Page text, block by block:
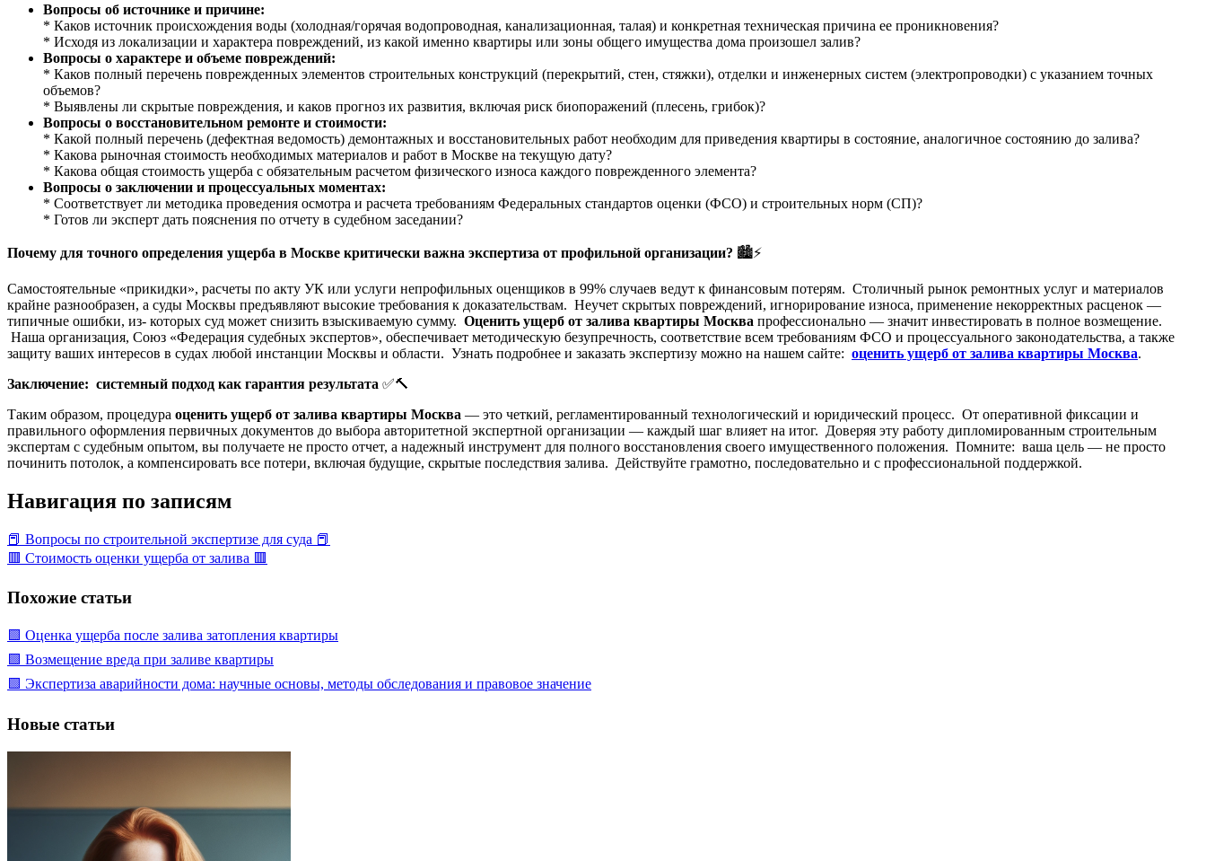
Вопросы об источнике и причине:
* Каков источник происхождения воды (холодная/горячая водопроводная, канализационная, талая) и конкретная техническая причина ее проникновения?
* Исходя из локализации и характера повреждений, из какой именно квартиры или зоны общего имущества дома произошел залив?
Вопросы о характере и объеме повреждений:
* Каков полный перечень поврежденных элементов строительных конструкций (перекрытий, стен, стяжки), отделки и инженерных систем (электропроводки) с указанием точных
объемов?
* Выявлены ли скрытые повреждения, и каков прогноз их развития, включая риск биопоражений (плесень, грибок)?
Вопросы о восстановительном ремонте и стоимости:
* Какой полный перечень (дефектная ведомость) демонтажных и восстановительных работ необходим для приведения квартиры в состояние, аналогичное состоянию до залива?
* Какова рыночная стоимость необходимых материалов и работ в Москве на текущую дату?
* Какова общая стоимость ущерба с обязательным расчетом физического износа каждого поврежденного элемента?
Вопросы о заключении и процессуальных моментах:
* Соответствует ли методика проведения осмотра и расчета требованиям Федеральных стандартов оценки (ФСО) и строительных норм (СП)?
* Готов ли эксперт дать пояснения по отчету в судебном заседании?
Почему для точного определения ущерба в Москве критически важна экспертиза от профильной организации? 🏙️⚡
Самостоятельные «прикидки», расчеты по акту УК или услуги непрофильных оценщиков в 99% случаев ведут к финансовым потерям. Столичный рынок ремонтных услуг и материалов
крайне разнообразен, а суды Москвы предъявляют высокие требования к доказательствам. Неучет скрытых повреждений, игнорирование износа, применение некорректных расценок —
типичные ошибки, из- которых суд может снизить взыскиваемую сумму. Оценить ущерб от залива квартиры Москва профессионально — значит инвестировать в полное возмещение.
Наша организация, Союз «Федерация судебных экспертов», обеспечивает методическую безупречность, соответствие всем требованиям ФСО и процессуального законодательства, а также
защиту ваших интересов в судах любой инстанции Москвы и области. Узнать подробнее и заказать экспертизу можно на нашем сайте: оценить ущерб от залива квартиры Москва.
Заключение: системный подход как гарантия результата ✅🔨
Таким образом, процедура оценить ущерб от залива квартиры Москва — это четкий, регламентированный технологический и юридический процесс. От оперативной фиксации и
правильного оформления первичных документов до выбора авторитетной экспертной организации — каждый шаг влияет на итог. Доверяя эту работу дипломированным строительным
экспертам с судебным опытом, вы получаете не просто отчет, а надежный инструмент для полного восстановления своего имущественного положения. Помните: ваша цель — не просто
починить потолок, а компенсировать все потери, включая будущие, скрытые последствия залива. Действуйте грамотно, последовательно и с профессиональной поддержкой.
Навигация по записям
📕 Вопросы по строительной экспертизе для суда 📕
🟥 Стоимость оценки ущерба от залива 🟥
Похожие статьи
🟩 Оценка ущерба после залива затопления квартиры
🟩 Возмещение вреда при заливе квартиры
🟩 Экспертиза аварийности дома: научные основы, методы обследования и правовое значение
Новые статьи